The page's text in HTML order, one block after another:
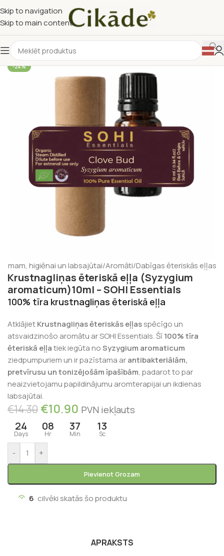
Skip to navigation
Skip to main content
-24%
higiēnai un labsajūtai/Aromāti/Dabīgas ēteriskās eļļas
Krustnagliņas ēteriskā eļļa (Syzygium
aromaticum)10ml – SOHI Essentials
100% tīra krustnagliņas ēteriskā eļļa
AtklājietKrustnagliņas ēteriskās eļļasspēcīgo un
atsvaidzinošo aromātu ar SOHI Essentials. Šī100% tīra
ēteriskā eļļatiek iegūta noSyzygium aromaticum
ziedpumpuriem un ir pazīstama arantibakteriālām,
pretvīrusu un tonizējošām īpašībām, padarot to par
neaizvietojamu papildinājumu aromterapijai un ikdienas
labsajūtai.
€14.30 €10.90 PVN iekļauts
24
Days
08
Hr
37
Min
13
Sc
- +
Pievienot Grozam
6 cilvēki skatās šo produktu
APRAKSTS